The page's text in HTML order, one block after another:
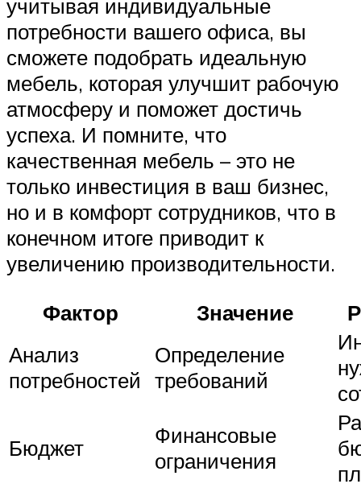
учитывая индивидуальные
потребности вашего офиса, вы
сможете подобрать идеальную
мебель, которая улучшит рабочую
атмосферу и поможет достичь
успеха. И помните, что
качественная мебель – это не
только инвестиция в ваш бизнес,
но и в комфорт сотрудников, что в
конечном итоге приводит к
увеличению производительности.
Фактор
Значение
Анализ
потребностей
Определение
требований
Бюджет
Финансовые
ограничения